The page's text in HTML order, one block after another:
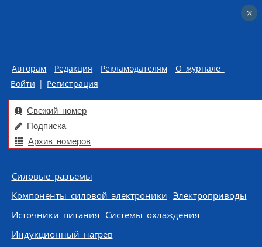
Авторам Редакция Рекламодателям
О журнале
Войти | Регистрация
Свежий номер
Подписка
Архив номеров
Skip to content
Силовые разъемы
Компоненты силовой электроники Электроприводы
Источники питания Системы охлаждения
Индукционный нагрев
×
×